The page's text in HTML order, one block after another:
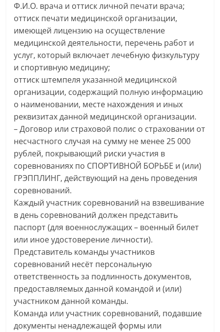
Ф.И.О. врача и оттиск личной печати врача;
оттиск печати медицинской организации,
имеющей лицензию на осуществление
медицинской деятельности, перечень работ и
услуг, который включает лечебную физкультуру
и спортивную медицину;
оттиск штемпеля указанной медицинской
организации, содержащий полную информацию
о наименовании, месте нахождения и иных
реквизитах данной медицинской организации.
– Договор или страховой полис о страховании от
несчастного случая на сумму не менее 25 000
рублей, покрывающий риски участия в
соревнованиях по СПОРТИВНОЙ БОРЬБЕ и (или)
ГРЭППЛИНГ, действующий на день проведения
соревнований.
Каждый участник соревнований на взвешивание
в день соревнований должен представить
паспорт (для военнослужащих – военный билет
или иное удостоверение личности).
Представитель команды участников
соревнований несёт персональную
ответственность за подлинность документов,
предоставляемых данной командой и (или)
участником данной команды.
Команда или участник соревнований, подавшие
документы ненадлежащей формы или